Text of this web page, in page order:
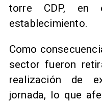
torre CDP, en
establecimiento.
Como
sector fueron
realización de
jornada, lo que